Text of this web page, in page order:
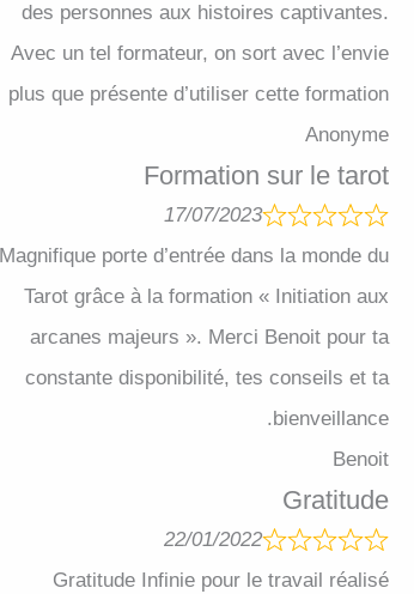
des personnes aux histoires captivantes.
Avec un tel formateur, on sort avec l’envie
plus que présente d’utiliser cette formation
Anonyme
Formation sur le tarot
17/07/2023
Magnifique porte d’entrée dans la monde du
Tarot grâce à la formation « Initiation aux
arcanes majeurs ». Merci Benoit pour ta
constante disponibilité, tes conseils et ta
bienveillance.
Benoit
Gratitude
22/01/2022
Gratitude Infinie pour le travail réalisé